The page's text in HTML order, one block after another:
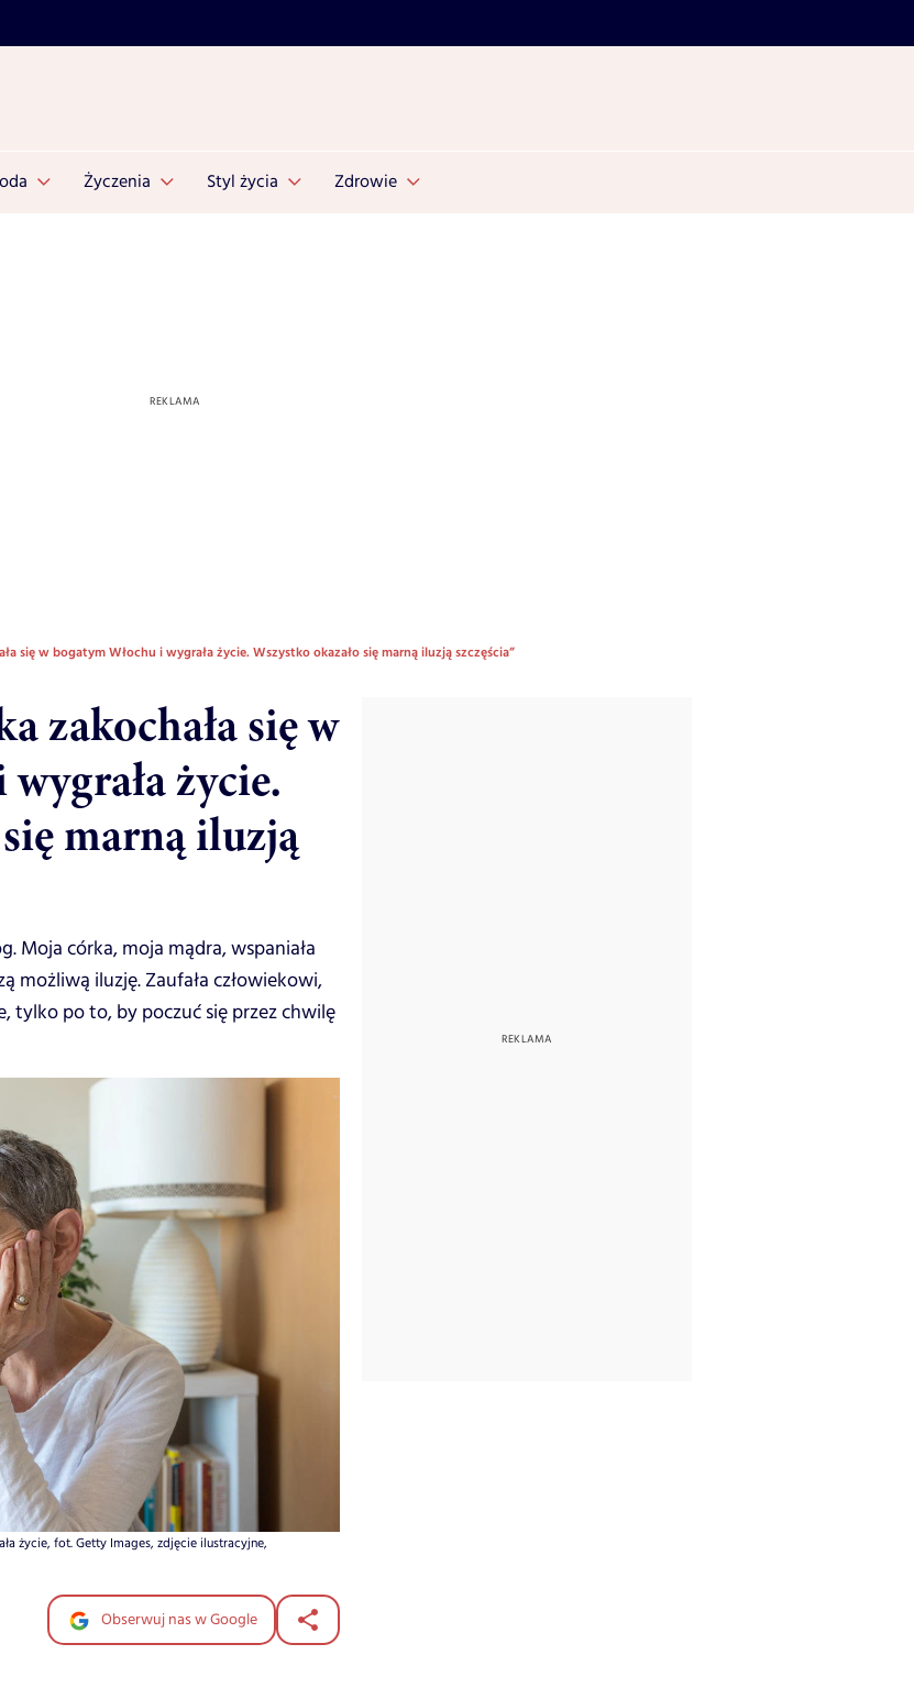
Życzenia Styl życia Zdrowie
się w bogatym Włochu i wygrała życie. Wszystko okazało się marną iluzją szczęścia”
zakochała się w
życie.
marną iluzją
Moja córka, moja mądra, wspaniała
możliwą iluzję. Zaufała człowiekowi,
tylko po to, by poczuć się przez chwilę
życie, fot. Getty Images, zdjęcie ilustracyjne,
Obserwuj nas w Google